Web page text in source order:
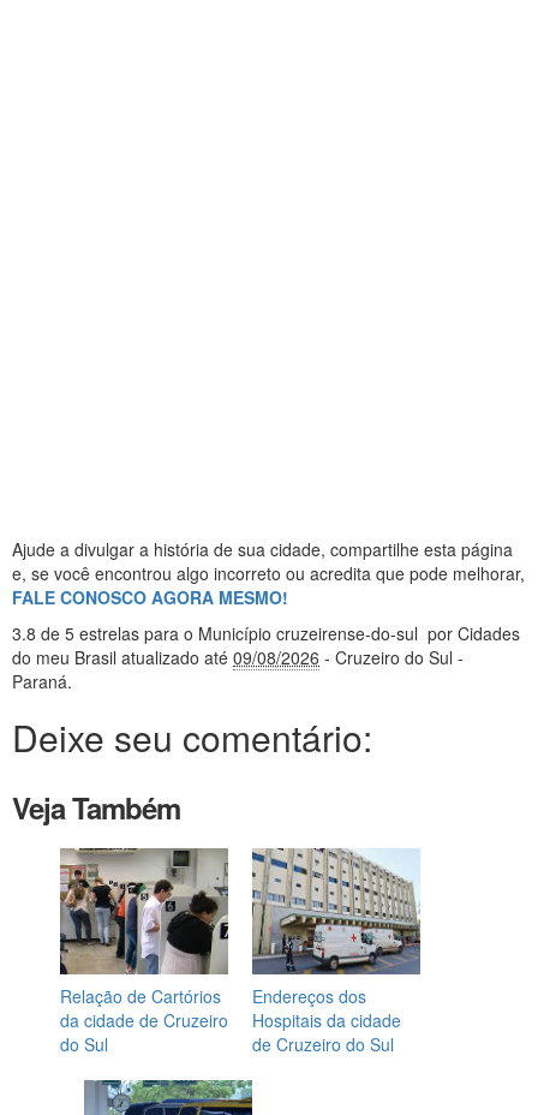
Ajude a divulgar a história de sua cidade, compartilhe esta página
e, se você encontrou algo incorreto ou acredita que pode melhorar,
FALE CONOSCO AGORA MESMO!
3.8 de 5 estrelas para o Município cruzeirense-do-sul por Cidades
do meu Brasil atualizado até 09/08/2026 - Cruzeiro do Sul -
Paraná.
Deixe seu comentário:
Veja Também
Relação de Cartórios
da cidade de Cruzeiro
do Sul
Endereços dos
Hospitais da cidade
de Cruzeiro do Sul